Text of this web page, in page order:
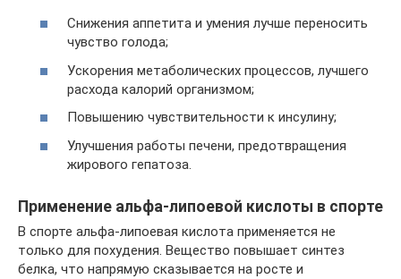
Снижения аппетита и умения лучше переносить
чувство голода;
Ускорения метаболических процессов, лучшего
расхода калорий организмом;
Повышению чувствительности к инсулину;
Улучшения работы печени, предотвращения
жирового гепатоза.
Применение альфа-липоевой кислоты в спорте
В спорте альфа-липоевая кислота применяется не
только для похудения. Вещество повышает синтез
белка, что напрямую сказывается на росте и